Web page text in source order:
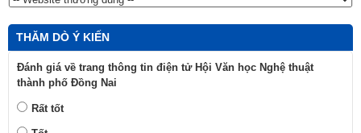
THĂM DÒ Ý KIẾN
Đánh giá về trang thông tin điện tử Hội Văn học Nghệ thuật
thành phố Đồng Nai
Rất tốt